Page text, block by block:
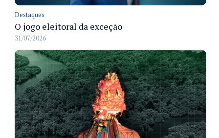
Destaques
O jogo eleitoral da exceção
31/07/2026